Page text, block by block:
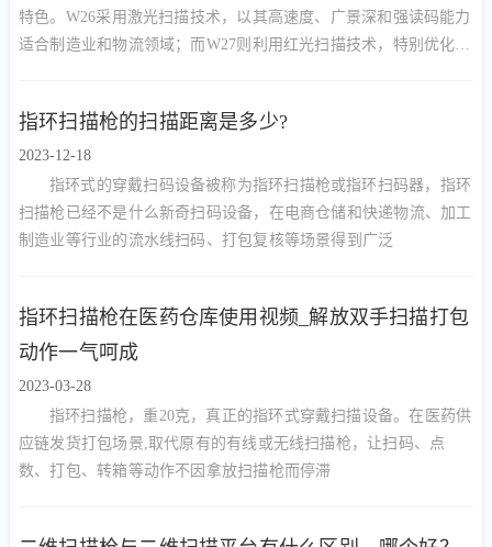
特色。W26采用激光扫描技术，以其高速度、广景深和强读码能力
适合制造业和物流领域；而W27则利用红光扫描技术，特别优化了
指环扫描枪的扫描距离是多少?
2023-12-18
指环式的穿戴扫码设备被称为指环扫描枪或指环扫码器，指环
扫描枪已经不是什么新奇扫码设备，在电商仓储和快递物流、加工
制造业等行业的流水线扫码、打包复核等场景得到广泛
指环扫描枪在医药仓库使用视频_解放双手扫描打包
动作一气呵成
2023-03-28
指环扫描枪，重20克，真正的指环式穿戴扫描设备。在医药供
应链发货打包场景,取代原有的有线或无线扫描枪，让扫码、点
数、打包、转箱等动作不因拿放扫描枪而停滞